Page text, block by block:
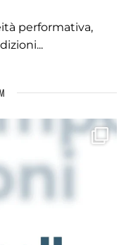
performativa,